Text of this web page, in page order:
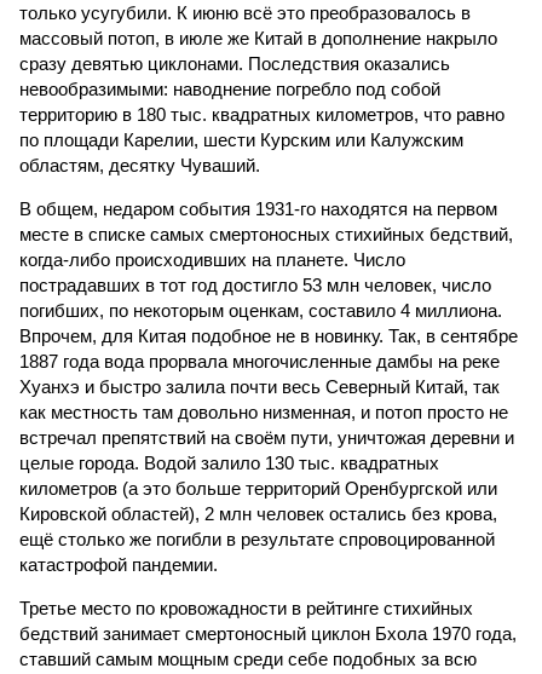
только усугубили. К июню всё это преобразовалось в
массовый потоп, в июле же Китай в дополнение накрыло
сразу девятью циклонами. Последствия оказались
невообразимыми: наводнение погребло под собой
территорию в 180 тыс. квадратных километров, что равно
по площади Карелии, шести Курским или Калужским
областям, десятку Чуваший.
В общем, недаром события 1931-го находятся на первом
месте в списке самых смертоносных стихийных бедствий,
когда-либо происходивших на планете. Число
пострадавших в тот год достигло 53 млн человек, число
погибших, по некоторым оценкам, составило 4 миллиона.
Впрочем, для Китая подобное не в новинку. Так, в сентябре
1887 года вода прорвала многочисленные дамбы на реке
Хуанхэ и быстро залила почти весь Северный Китай, так
как местность там довольно низменная, и потоп просто не
встречал препятствий на своём пути, уничтожая деревни и
целые города. Водой залило 130 тыс. квадратных
километров (а это больше территорий Оренбургской или
Кировской областей), 2 млн человек остались без крова,
ещё столько же погибли в результате спровоцированной
катастрофой пандемии.
Третье место по кровожадности в рейтинге стихийных
бедствий занимает смертоносный циклон Бхола 1970 года,
ставший самым мощным среди себе подобных за всю